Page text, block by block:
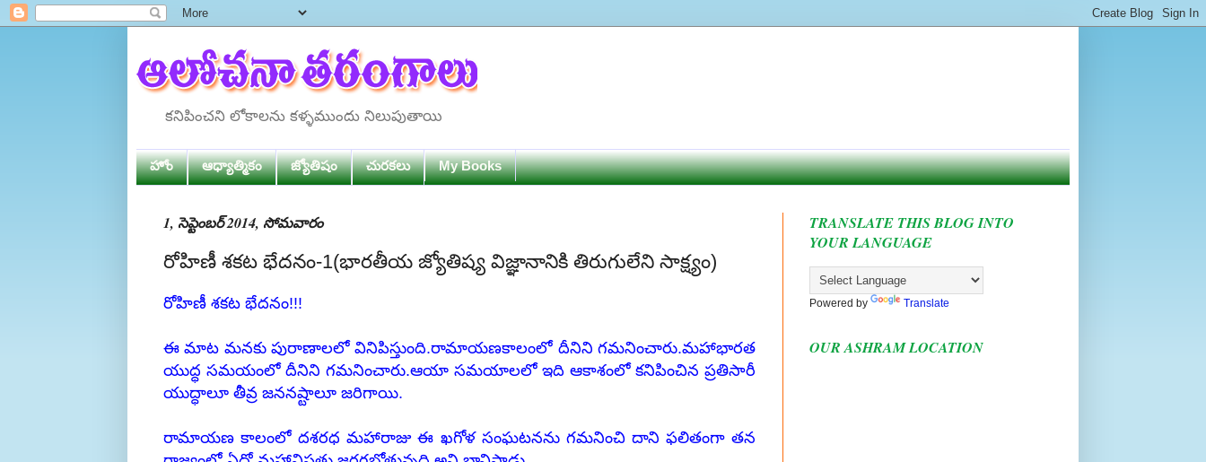
కనిపించని లోకాలను కళ్ళముందు నిలుపుతాయి
హోం ఆధ్యాత్మికం జ్యోతిషం చురకలు My Books
1, సెప్టెంబర్ 2014, సోమవారం
రోహిణీ శకట భేదనం-1(భారతీయ జ్యోతిష్య విజ్ఞానానికి తిరుగులేని సాక్ష్యం)
రోహిణీ శకట భేదనం!!!
ఈ మాట మనకు పురాణాలలో వినిపిస్తుంది.రామాయణకాలంలో దీనిని గమనించారు.మహాభారత
యుద్ధ సమయంలో దీనిని గమనించారు.ఆయా సమయాలలో ఇది ఆకాశంలో కనిపించిన ప్రతిసారీ
యుద్ధాలూ తీవ్ర జననష్టాలూ జరిగాయి.
రామాయణ కాలంలో దశరధ మహారాజు ఈ ఖగోళ సంఘటనను గమనించి దాని ఫలితంగా తన
TRANSLATE THIS BLOG INTO
YOUR LANGUAGE
Powered by Translate
OUR ASHRAM LOCATION